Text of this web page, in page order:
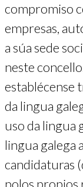
compromiso
empresas,
a súa sede
neste
establécense
da lingua
uso da lingua
lingua galega
candidaturas
polos propios